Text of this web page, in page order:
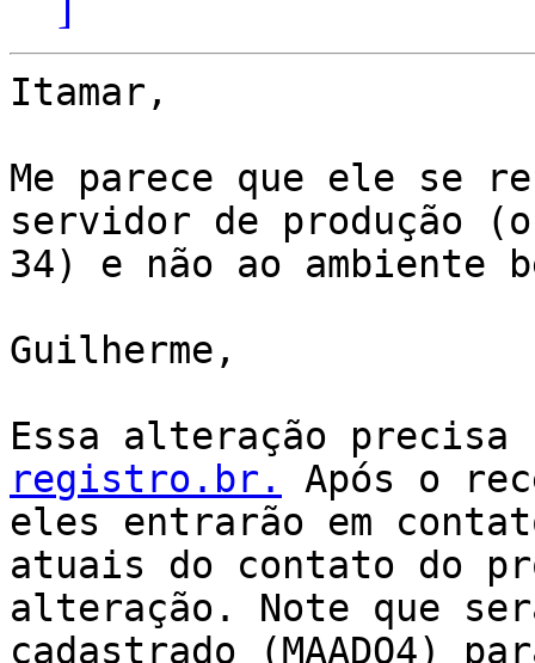
Itamar,
Me parece que ele se
servidor de produção
34) e não ao ambiente
Guilherme,
Essa alteração
registro.br.
Após o
eles entrarão em
atuais do contato do
alteração. Note que
cadastrado (MAADO4)